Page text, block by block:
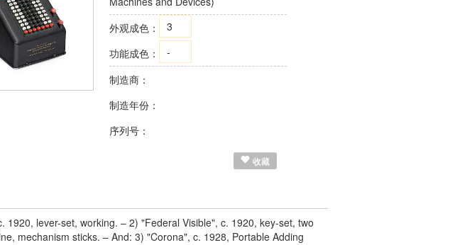
外观成色：
3
功能成色：
-
制造商：
制造年份：
序列号：
收藏
1920, lever-set, working. – 2) "Federal Visible", c. 1920, key-set, two
mechanism sticks. – And: 3) "Corona", c. 1928, Portable Adding